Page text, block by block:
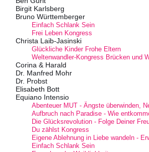
Birgit Karlsberg
Bruno Württemberger
Einfach Schlank Sein
Frei Leben Kongress
Christa Laib-Jasinski
Glückliche Kinder Frohe Eltern
Weltenwandler-Kongress Brücken und
Corina & Harald
Dr. Manfred Mohr
Dr. Probst
Elisabeth Bott
Equiano Intensio
Abenteuer MUT - Ängste überwinden,
Aufbruch nach Paradise - Wie
Die Glücksrevolution - Folge Deiner
Du zählst Kongress
Eigene Ablehnung in Liebe wandeln -
Einfach Schlank Sein